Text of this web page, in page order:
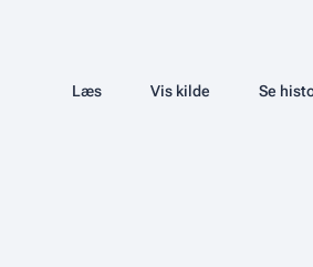
Visninger
Læs Vis kilde Se